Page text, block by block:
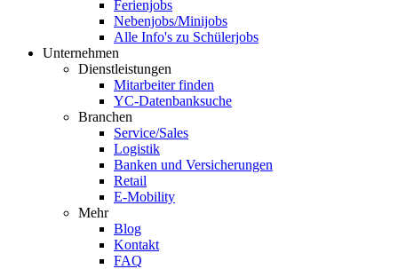
Ferienjobs
Nebenjobs/Minijobs
Alle Info's zu Schülerjobs
Unternehmen
Dienstleistungen
Mitarbeiter finden
YC-Datenbanksuche
Branchen
Service/Sales
Logistik
Banken und Versicherungen
Retail
E-Mobility
Mehr
Blog
Kontakt
FAQ